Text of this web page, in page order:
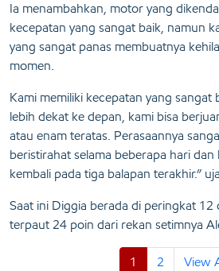
Ia menambahkan, motor yang
kecepatan yang sangat baik, namun
yang sangat panas membuatnya
momen.
Kami memiliki kecepatan yang sangat
lebih dekat ke depan, kami bisa
atau enam teratas. Perasaannya
beristirahat selama beberapa hari dan
kembali pada tiga balapan terakhir.”
Saat ini Diggia berada di peringkat 12
terpaut 24 poin dari rekan setimnya
1 2 View